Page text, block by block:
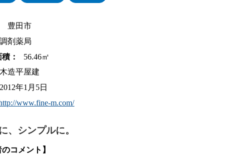
豊田市
調剤薬局
： 56.46㎡
木造平屋建
2012年1月5日
www.fine-m.com/
、シンプルに。
のコメント】